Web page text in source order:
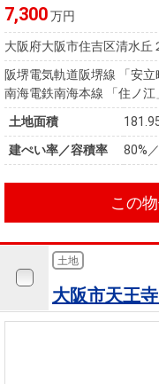
7,300万円
大阪府大阪市住吉区清水丘
阪堺電気軌道阪堺線 「安
南海電鉄南海本線 「住ノ
土地面積
建ぺい率／容積率
80%
この
土地
大阪市天王